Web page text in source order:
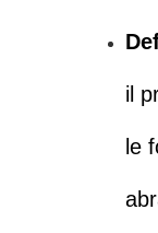
il
le